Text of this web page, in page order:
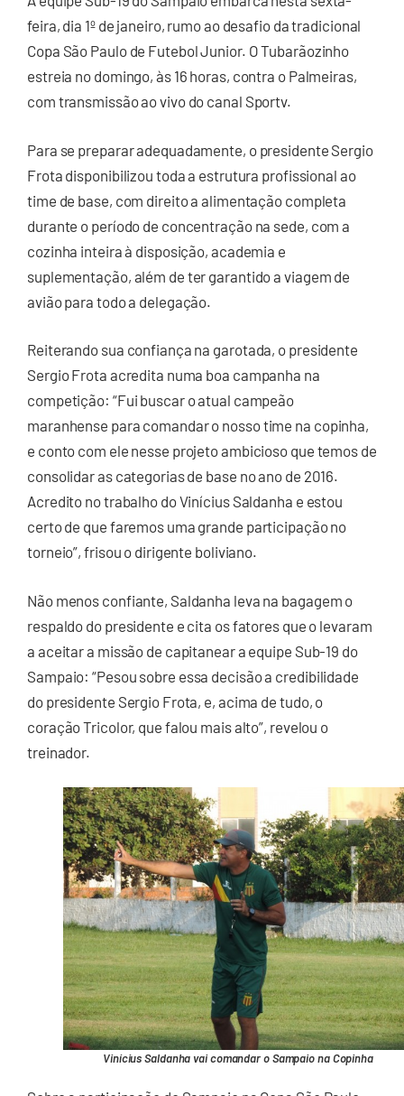
feira, dia 1º de janeiro, rumo ao desafio da tradicional
Copa São Paulo de Futebol Junior. O Tubarãozinho
estreia no domingo, às 16 horas, contra o Palmeiras,
com transmissão ao vivo do canal Sportv.
Para se preparar adequadamente, o presidente Sergio
Frota disponibilizou toda a estrutura profissional ao
time de base, com direito a alimentação completa
durante o período de concentração na sede, com a
cozinha inteira à disposição, academia e
suplementação, além de ter garantido a viagem de
avião para todo a delegação.
Reiterando sua confiança na garotada, o presidente
Sergio Frota acredita numa boa campanha na
competição: “Fui buscar o atual campeão
maranhense para comandar o nosso time na copinha,
e conto com ele nesse projeto ambicioso que temos de
consolidar as categorias de base no ano de 2016.
Acredito no trabalho do Vinícius Saldanha e estou
certo de que faremos uma grande participação no
torneio”, frisou o dirigente boliviano.
Não menos confiante, Saldanha leva na bagagem o
respaldo do presidente e cita os fatores que o levaram
a aceitar a missão de capitanear a equipe Sub-19 do
Sampaio: “Pesou sobre essa decisão a credibilidade
do presidente Sergio Frota, e, acima de tudo, o
coração Tricolor, que falou mais alto”, revelou o
treinador.
Vinícius Saldanha vai comandar o Sampaio na Copinha